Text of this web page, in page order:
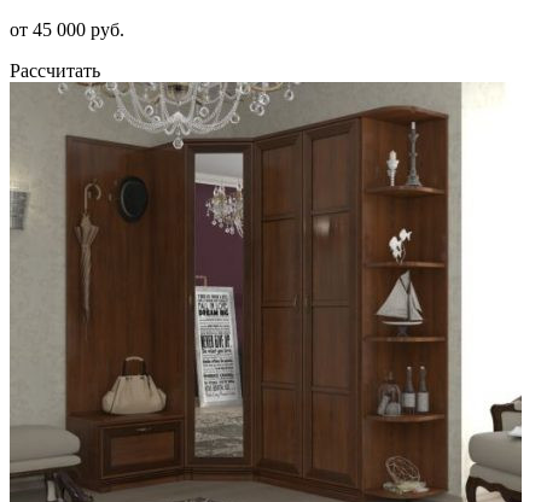
от 45 000 руб.
Рассчитать